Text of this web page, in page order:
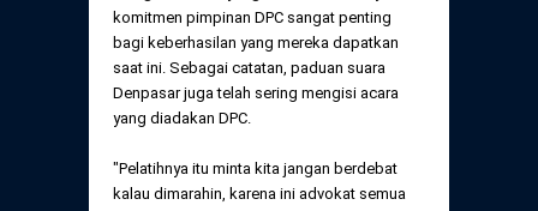
komitmen pimpinan DPC sangat penting
bagi keberhasilan yang mereka dapatkan
saat ini. Sebagai catatan, paduan suara
Denpasar juga telah sering mengisi acara
yang diadakan DPC.
"Pelatihnya itu minta kita jangan berdebat
kalau dimarahin, karena ini advokat semua